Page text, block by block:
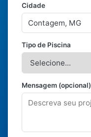
Cidade
Tipo de Piscina
Mensagem (opcional)